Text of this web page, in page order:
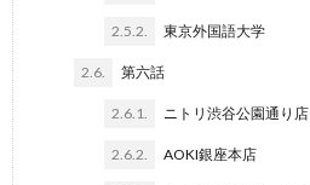
2.5.2. 東京外国語大学
2.6. 第六話
2.6.1. ニトリ渋谷公園通り店
2.6.2. AOKI銀座本店